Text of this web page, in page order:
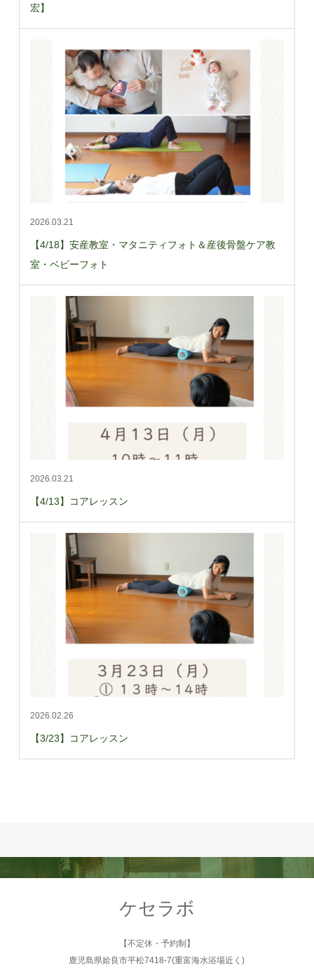
宏】
2026.03.21
【4/18】安産教室・マタニティフォト＆産後骨盤ケア教
室・ベビーフォト
2026.03.21
【4/13】コアレッスン
2026.02.26
【3/23】コアレッスン
ケセラボ
【不定休・予約制】
鹿児島県姶良市平松7418-7(重富海水浴場近く)